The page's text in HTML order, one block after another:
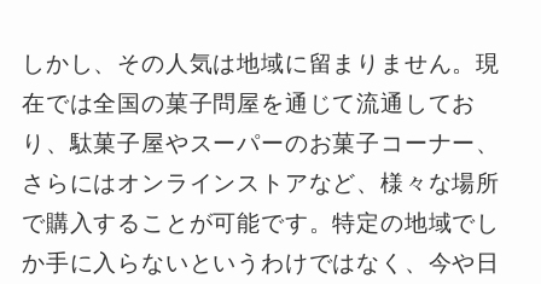
しかし、その人気は地域に留まりません。現
在では全国の菓子問屋を通じて流通してお
り、駄菓子屋やスーパーのお菓子コーナー、
さらにはオンラインストアなど、様々な場所
で購入することが可能です。特定の地域でし
か手に入らないというわけではなく、今や日